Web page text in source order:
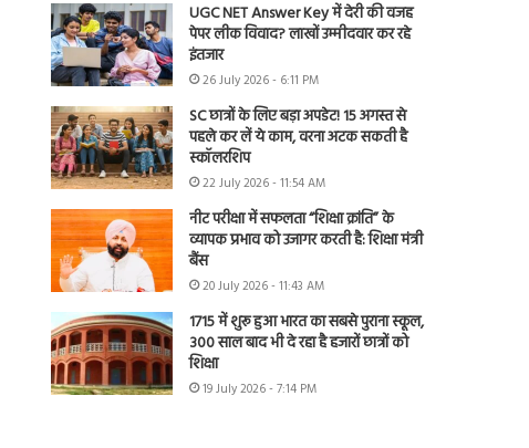
UGC NET Answer Key में देरी की वजह
पेपर लीक विवाद? लाखों उम्मीदवार कर रहे
इंतजार
26 July 2026 - 6:11 PM
SC छात्रों के लिए बड़ा अपडेट! 15 अगस्त से
पहले कर लें ये काम, वरना अटक सकती है
स्कॉलरशिप
22 July 2026 - 11:54 AM
नीट परीक्षा में सफलता “शिक्षा क्रांति” के
व्यापक प्रभाव को उजागर करती है: शिक्षा मंत्री
बैंस
20 July 2026 - 11:43 AM
1715 में शुरू हुआ भारत का सबसे पुराना स्कूल,
300 साल बाद भी दे रहा है हजारों छात्रों को
शिक्षा
19 July 2026 - 7:14 PM